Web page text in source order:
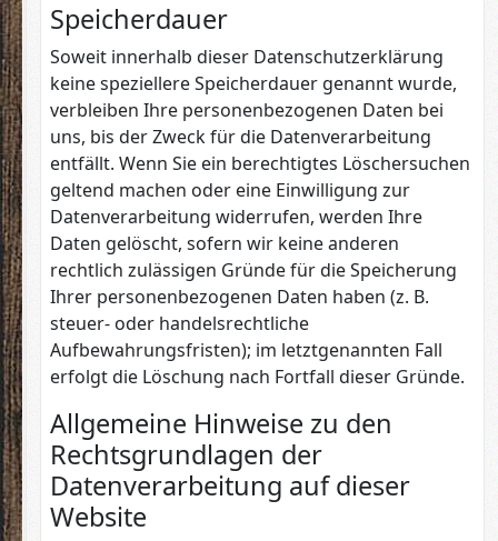
Speicherdauer
Soweit innerhalb dieser Datenschutzerklärung
keine speziellere Speicherdauer genannt wurde,
verbleiben Ihre personenbezogenen Daten bei
uns, bis der Zweck für die Datenverarbeitung
entfällt. Wenn Sie ein berechtigtes Löschersuchen
geltend machen oder eine Einwilligung zur
Datenverarbeitung widerrufen, werden Ihre
Daten gelöscht, sofern wir keine anderen
rechtlich zulässigen Gründe für die Speicherung
Ihrer personenbezogenen Daten haben (z. B.
steuer- oder handelsrechtliche
Aufbewahrungsfristen); im letztgenannten Fall
erfolgt die Löschung nach Fortfall dieser Gründe.
Allgemeine Hinweise zu den
Rechtsgrundlagen der
Datenverarbeitung auf dieser
Website